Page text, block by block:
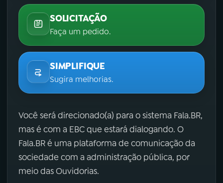
SOLICITAÇÃO
Faça um pedido.
SIMPLIFIQUE
Sugira melhorias.
Você será direcionado(a) para o sistema Fala.BR,
mas é com a EBC que estará dialogando. O
Fala.BR é uma plataforma de comunicação da
sociedade com a administração pública, por
meio das Ouvidorias.